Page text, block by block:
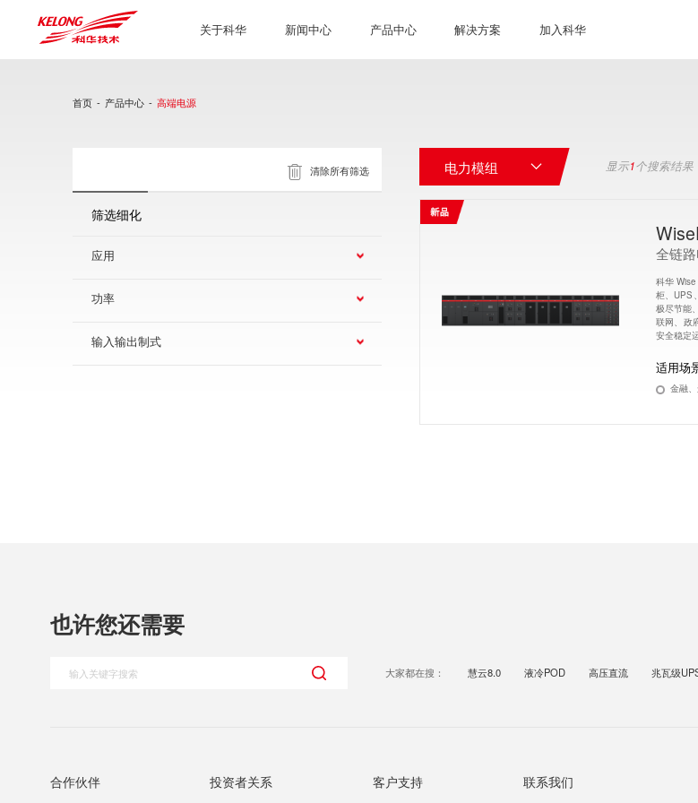
关于科华 新闻中心 产品中心 解决方案 加入科华
首页 - 产品中心 - 高端电源
清除所有筛选
筛选细化
应用
功率
输入输出制式
电力模组 显示1个搜索结果
全链
科华
柜、UPS
极尽节能
联网、政
安全稳定
适用场
金融
也许您还需要
大家都在搜： 慧云8.0 液冷POD 高压直流 兆瓦级
合作伙伴 投资者关系 客户支持 联系我们